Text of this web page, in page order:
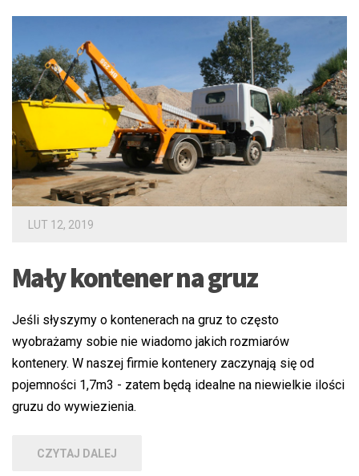
LUT 12, 2019
Mały kontener na gruz
Jeśli słyszymy o kontenerach na gruz to często
wyobrażamy sobie nie wiadomo jakich rozmiarów
kontenery. W naszej firmie kontenery zaczynają się od
pojemności 1,7m3 - zatem będą idealne na niewielkie ilości
gruzu do wywiezienia.
CZYTAJ DALEJ